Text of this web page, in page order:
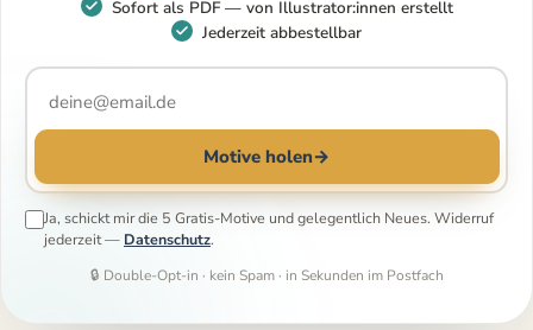
Sofort als PDF — von Illustrator:innen erstellt
Jederzeit abbestellbar
Motive holen→
Ja, schickt mir die 5 Gratis-Motive und gelegentlich Neues. Widerruf
jederzeit — Datenschutz.
🔒 Double-Opt-in · kein Spam · in Sekunden im Postfach